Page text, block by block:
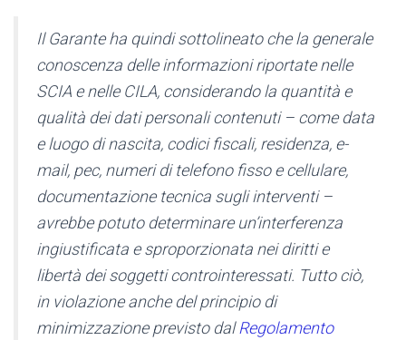
Il Garante ha quindi sottolineato che la generale
conoscenza delle informazioni riportate nelle
SCIA e nelle CILA, considerando la quantità e
qualità dei dati personali contenuti – come data
e luogo di nascita, codici fiscali, residenza, e-
mail, pec, numeri di telefono fisso e cellulare,
documentazione tecnica sugli interventi –
avrebbe potuto determinare un’interferenza
ingiustificata e sproporzionata nei diritti e
libertà dei soggetti controinteressati. Tutto ciò,
in violazione anche del principio di
minimizzazione previsto dalRegolamento